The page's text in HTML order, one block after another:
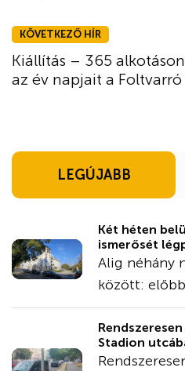
KÖVETKEZŐ HÍR
Kiállítás – 365
az év napjait a Foltvarró
LEGÚJABB
Két héten
ismerősét
Alig néhány
között:
Stadion